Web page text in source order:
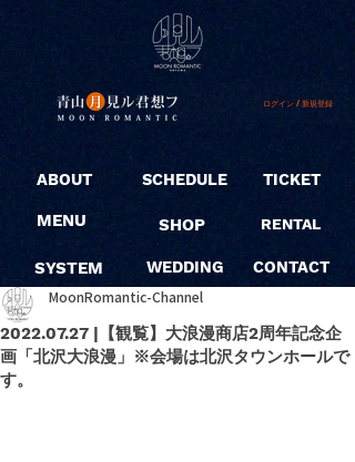
ログイン / 新規登録
ABOUT
MENU
SYSTEM
SCHEDULE
SHOP
WEDDING
TICKET
RENTAL
CONTACT
2022.07.27 |【観覧】大浪漫商店2周年記念企
画「北沢大浪漫」※会場は北沢タウンホールで
す。
MoonRomantic-Channel